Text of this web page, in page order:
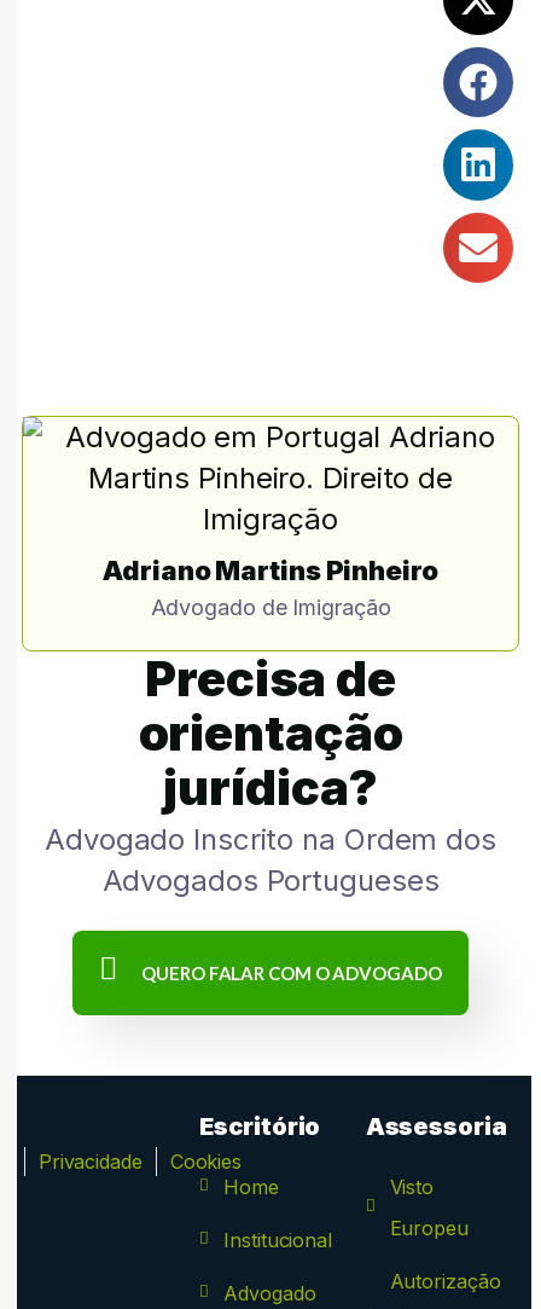
Adriano Martins Pinheiro
Advogado de Imigração
Precisa de
orientação
jurídica?
Advogado Inscrito na Ordem dos
Advogados Portugueses
QUERO FALAR COM O ADVOGADO
Privacidade Cookies
Escritório
Home
Institucional
Advogado
Assessoria
Visto
Europeu
Autorização